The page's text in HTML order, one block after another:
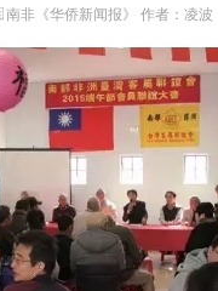
南非《华侨新闻报》 作者：凌波